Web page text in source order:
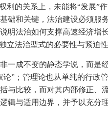
的关系上，未能将“发展”
础和关键，法治建设必须
法治如何支撑高速经济增
立法治型式的必要性与紧迫性
一成不变的静态学说，而
”；管理论也从单纯的行
比较，而对其内部修正、
与适用边界，并予以充分